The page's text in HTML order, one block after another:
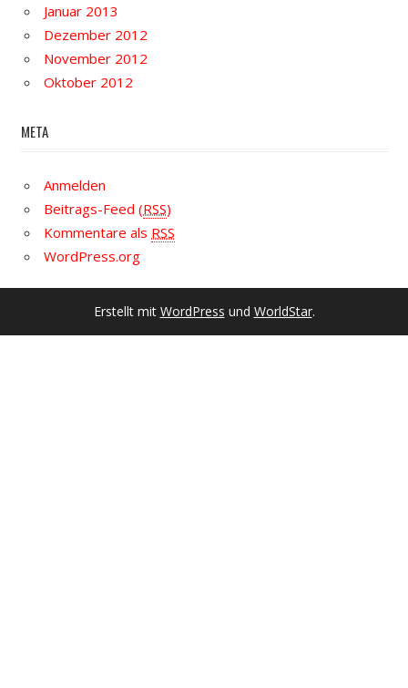
Januar 2013
Dezember 2012
November 2012
Oktober 2012
META
Anmelden
Beitrags-Feed (RSS)
Kommentare als RSS
WordPress.org
Erstellt mit WordPress und WorldStar.